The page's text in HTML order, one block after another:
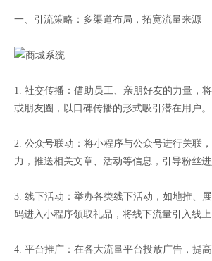
一、引流策略：多渠道布局，拓宽流量来源
1. 社交传播：借助员工、亲朋好友的力量，
或朋友圈，以口碑传播的形式吸引潜在用户。
2. 公众号联动：将小程序与公众号进行关联
力，推送相关文章、活动等信息，引导粉丝进
3. 线下活动：举办各类线下活动，如地推、
码进入小程序领取礼品，将线下流量引入线上
4. 平台推广：在各大流量平台投放广告，提